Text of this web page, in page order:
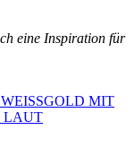
eine Inspiration für
WEISSGOLD MIT
LAUT